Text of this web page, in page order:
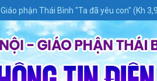
phận Thái Bình "Ta đã yêu con" (Kh